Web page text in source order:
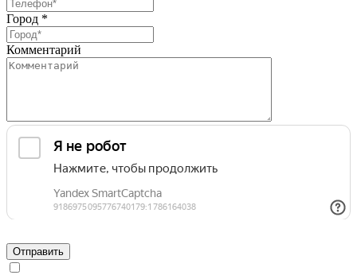
Город *
Комментарий